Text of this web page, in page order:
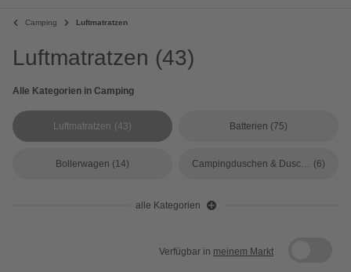
Camping Luftmatratzen
Luftmatratzen (43)
Alle Kategorien in Camping
Luftmatratzen (43) Batterien (75)
Bollerwagen (14) Campingduschen & Duschzelte (6)
alle Kategorien
Verfügbar in meinem Markt